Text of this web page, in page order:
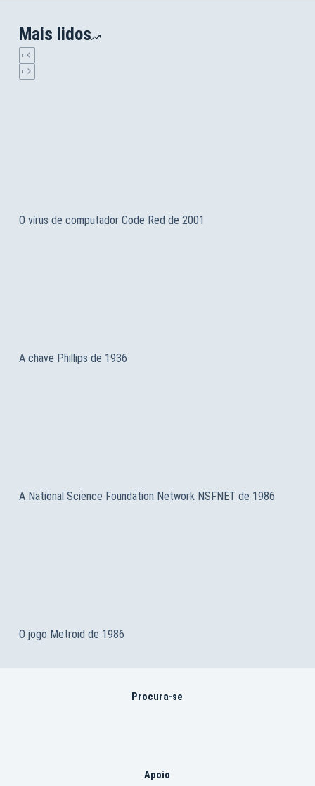
Mais lidos
O vírus de computador Code Red de 2001
A chave Phillips de 1936
A National Science Foundation Network NSFNET de 1986
O jogo Metroid de 1986
Procura-se
Apoio